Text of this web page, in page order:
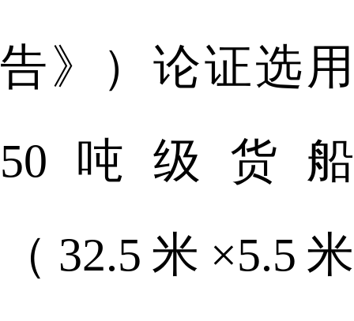
告》）论证选用
50吨级货船
（32.5米×5.5米